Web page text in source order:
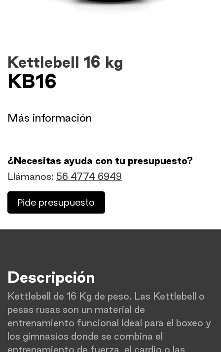
Kettlebell 16 kg
KB16
​Más información
¿Necesitas ayuda con tu presupuesto?
Llámanos: 56 4774 6949
Pide presupuesto
Descripción
Kettlebell de 16 Kg de peso. Las Kettlebell o
pesas rusas son un material de
entrenamiento funcional ideal para el boxeo y
los gimnasios donde se combina el
entrenamiento de fuerza, el cardio o las